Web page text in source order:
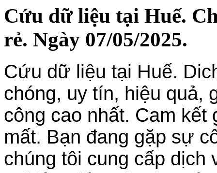
Cứu dữ liệu tại Huế.
rẻ. Ngày 07/05/2025.
Cứu dữ liệu tại Huế.
chóng, uy tín, hiệu quả,
công cao nhất. Cam
mất. Bạn đang gặp sự
chúng tôi cung cấp dịch